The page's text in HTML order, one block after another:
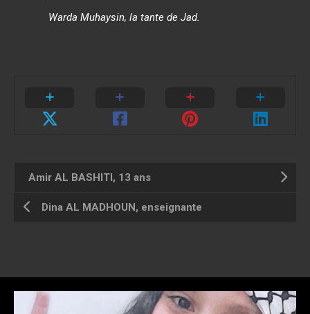
Warda Muhaysin, la tante de Jad.
Amir AL BASHITI, 13 ans
Dina AL MADHOUN, enseignante